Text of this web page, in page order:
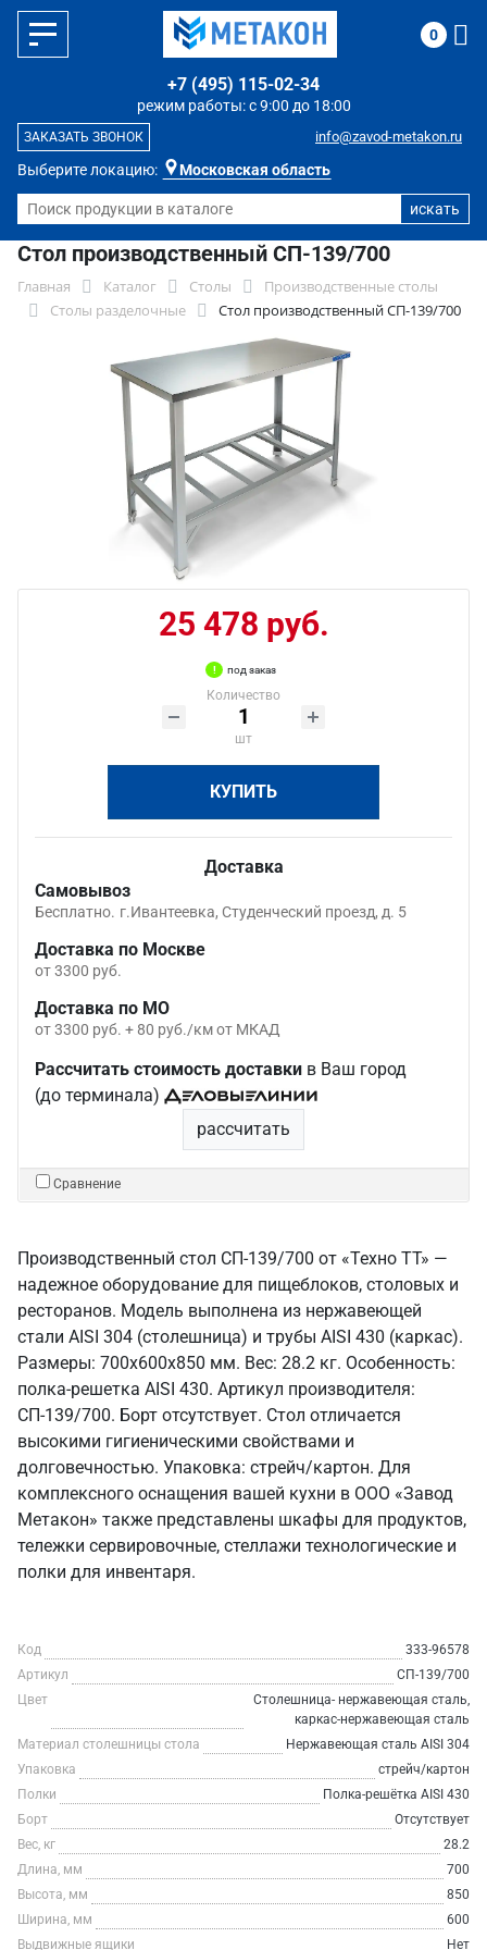
Выберите локацию: Московская область
режим работы: с 9:00 до 18:00
+7 (495) 115-02-34
info@zavod-metakon.ru
ЗАКАЗАТЬ ЗВОНОК
0
Стол производственный СП-139/700
Главная Каталог Столы
Производственные столы
Столы разделочные
Стол производственный СП-139/700
25 478 руб.
под заказ
Количество
шт
КУПИТЬ
Доставка
Самовывоз
Бесплатно. г.Ивантеевка, Студенческий проезд, д. 5
Доставка по Москве
от 3300 руб.
Доставка по МО
от 3300 руб. + 80 руб./км от МКАД
Рассчитать стоимость доставки в Ваш город
(до терминала)
рассчитать
Сравнение
Производственный стол СП-139/700 от «Техно ТТ» —
надежное оборудование для пищеблоков, столовых и
ресторанов. Модель выполнена из нержавеющей
стали AISI 304 (столешница) и трубы AISI 430 (каркас).
Размеры: 700x600x850 мм. Вес: 28.2 кг. Особенность:
полка-решетка AISI 430. Артикул производителя:
СП-139/700. Борт отсутствует. Стол отличается
высокими гигиеническими свойствами и
долговечностью. Упаковка: стрейч/картон. Для
комплексного оснащения вашей кухни в ООО «Завод
Метакон» также представлены шкафы для продуктов,
тележки сервировочные, стеллажи технологические и
полки для инвентаря.
Код
333-96578
Артикул
СП-139/700
Цвет
Столешница- нержавеющая сталь,
каркас-нержавеющая сталь
Материал столешницы стола
Нержавеющая сталь AISI 304
Упаковка
стрейч/картон
Полки
Полка-решётка AISI 430
Борт
Отсутствует
Вес, кг
28.2
Длина, мм
700
Высота, мм
850
Ширина, мм
600
Выдвижные ящики
Нет